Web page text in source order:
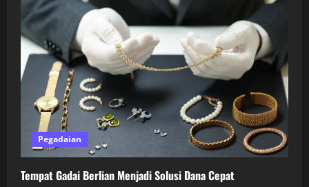
Pegadaian
Tempat Gadai Berlian Menjadi Solusi Dana Cepat